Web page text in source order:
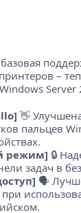
–
👋
пальцев
режим] 🔒
задач в
🗣️